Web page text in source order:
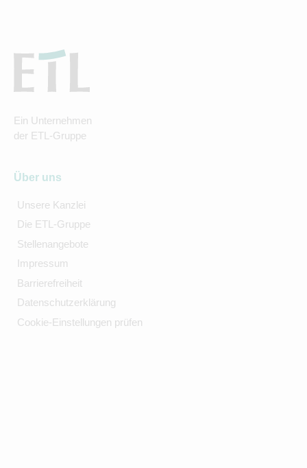
Ein Unternehmen
der ETL-Gruppe
Über uns
Unsere Kanzlei
Die ETL-Gruppe
Stellenangebote
Impressum
Barrierefreiheit
Datenschutzerklärung
Cookie-Einstellungen prüfen